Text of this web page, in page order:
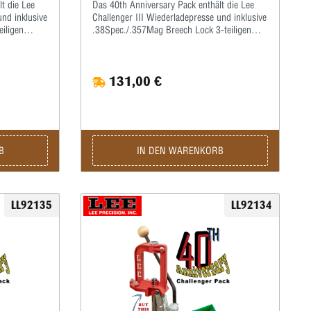
stecken.
keine
der
sich
wird sie
eine
Hebel
sich
so
die Lee
inklusive
Das 40th Anniversary Pack enthält die Lee
Challenger III Wiederladepresse und inklusive
.38Spec./.357Mag Breech Lock 3-teiligen
131,00 €
IN DEN WARENKORB
LL92135 LL92134